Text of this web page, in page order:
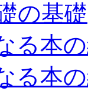
の基礎
る本
る本